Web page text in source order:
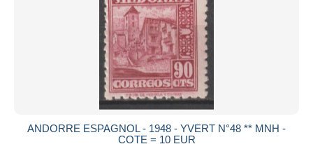
ANDORRE ESPAGNOL - 1948 - YVERT N°48 ** MNH -
COTE = 10 EUR